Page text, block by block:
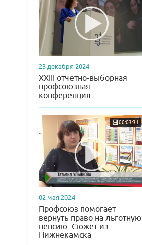
23 декабря 2024
XXIII отчетно-выборная
профсоюзная
конференция
00:03:31
02 мая 2024
Профсоюз помогает
вернуть право на льготную
пенсию. Сюжет из
Нижнекамска